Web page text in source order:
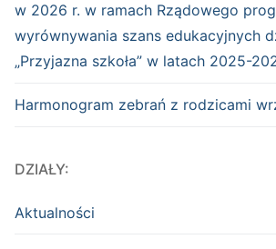
w 2026 r. w ramach Rządowego
wyrównywania szans edukacyjnych
„Przyjazna szkoła” w latach 2025-
Harmonogram zebrań z rodzicami
DZIAŁY:
Aktualności